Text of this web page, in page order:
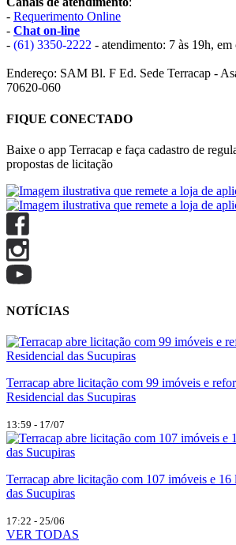
- Requerimento Online
- Chat on-line
- (61) 3350-2222 - atendimento: 7 às 19h, em
Endereço: SAM Bl. F Ed. Sede Terracap -
70620-060
FIQUE CONECTADO
Baixe o app Terracap e faça cadastro de
propostas de licitação
NOTÍCIAS
Terracap abre licitação com 99 imóveis e
Residencial das Sucupiras
13:59 - 17/07
Terracap abre licitação com 107 imóveis e 16
das Sucupiras
17:22 - 25/06
VER TODAS